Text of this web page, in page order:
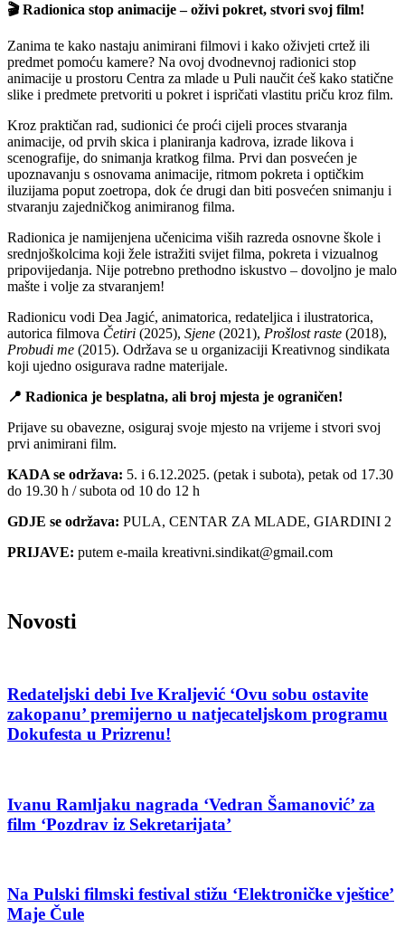
🎬Radionica stop animacije – oživi pokret, stvori svoj film!
Zanima te kako nastaju animirani filmovi i kako oživjeti crtež ili
predmet pomoću kamere? Na ovoj dvodnevnoj radionici stop
animacije u prostoru Centra za mlade u Puli naučit ćeš kako statične
slike i predmete pretvoriti u pokret i ispričati vlastitu priču kroz film.
Kroz praktičan rad, sudionici će proći cijeli proces stvaranja
animacije, od prvih skica i planiranja kadrova, izrade likova i
scenografije, do snimanja kratkog filma. Prvi dan posvećen je
upoznavanju s osnovama animacije, ritmom pokreta i optičkim
iluzijama poput zoetropa, dok će drugi dan biti posvećen snimanju i
stvaranju zajedničkog animiranog filma.
Radionica je namijenjena učenicima viših razreda osnovne škole i
srednjoškolcima koji žele istražiti svijet filma, pokreta i vizualnog
pripovijedanja. Nije potrebno prethodno iskustvo – dovoljno je malo
mašte i volje za stvaranjem!
Radionicu vodi Dea Jagić, animatorica, redateljica i ilustratorica,
autorica filmova Četiri (2025), Sjene (2021), Prošlost raste (2018),
Probudi me (2015). Održava se u organizaciji Kreativnog sindikata
koji ujedno osigurava radne materijale.
📍 Radionica je besplatna, ali broj mjesta je ograničen!
Prijave su obavezne, osiguraj svoje mjesto na vrijeme i stvori svoj
prvi animirani film.
KADA se održava: 5. i 6.12.2025. (petak i subota), petak od 17.30
do 19.30 h / subota od 10 do 12 h
GDJE se održava: PULA, CENTAR ZA MLADE, GIARDINI 2
PRIJAVE: putem e-maila kreativni.sindikat@gmail.com
Novosti
Redateljski debi Ive Kraljević ‘Ovu sobu ostavite
zakopanu’ premijerno u natjecateljskom programu
Dokufesta u Prizrenu!
Ivanu Ramljaku nagrada ‘Vedran Šamanović’ za
film ‘Pozdrav iz Sekretarijata’
Na Pulski filmski festival stižu ‘Elektroničke vještice’
Maje Čule